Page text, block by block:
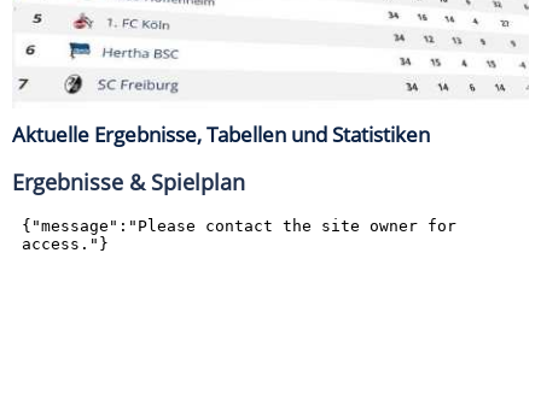
Aktuelle Ergebnisse, Tabellen und Statistiken
Ergebnisse & Spielplan